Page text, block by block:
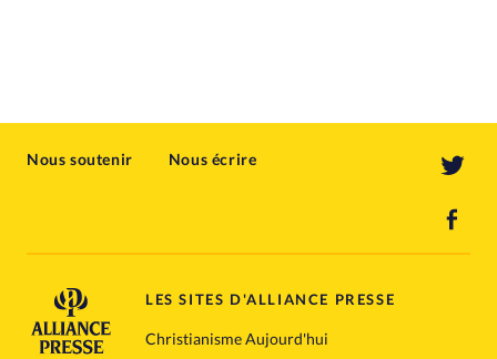
Nous soutenir Nous écrire
LES SITES D'ALLIANCE PRESSE
Christianisme Aujourd'hui